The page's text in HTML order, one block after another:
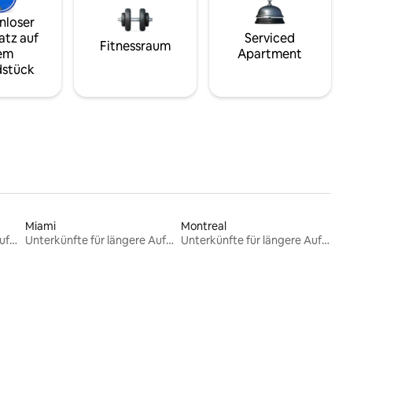
auf
Fitnessraum
Serviced
Apartment
Unterkünfte für längere Aufenthalte
Miami
Unterkünfte für längere Aufenthalte
Montreal
Unterkünfte für längere Aufenthalte